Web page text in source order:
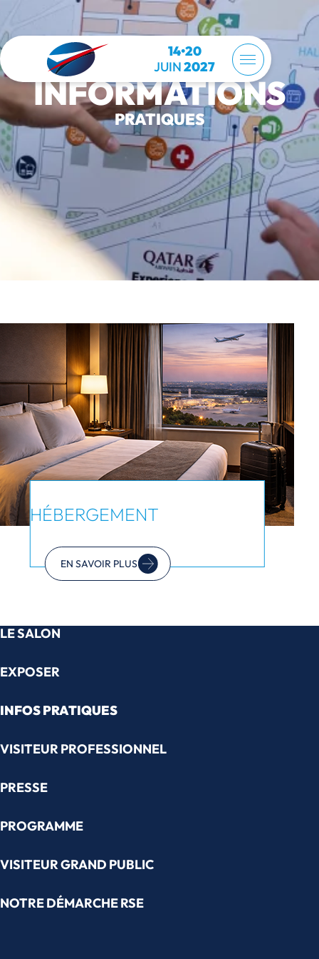
14•20
JUIN2027
INFORMATIONS
PRATIQUES
HÉBERGEMENT
EN SAVOIR PLUS
LE SALON
EXPOSER
INFOS PRATIQUES
VISITEUR PROFESSIONNEL
PRESSE
PROGRAMME
VISITEUR GRAND PUBLIC
NOTRE DÉMARCHE RSE